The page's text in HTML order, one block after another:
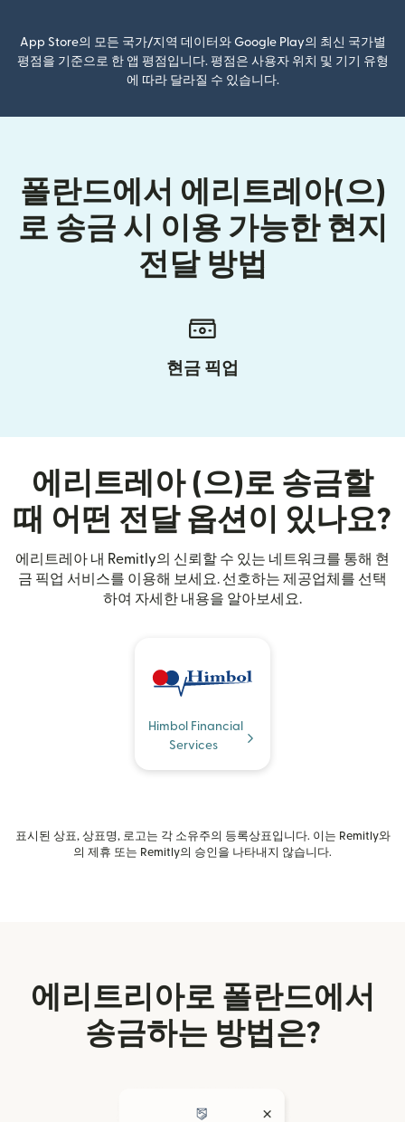
App Store의 모든 국가/지역 데이터와 Google Play의 최신 국가별
평점을 기준으로 한 앱 평점입니다. 평점은 사용자 위치 및 기기 유형
에 따라 달라질 수 있습니다.
폴란드에서 에리트레아(으)
로 송금 시 이용 가능한 현지
전달 방법
현금 픽업
에리트레아 (으)로 송금할
때 어떤 전달 옵션이 있나요?
에리트레아 내 Remitly의 신뢰할 수 있는 네트워크를 통해 현
금 픽업 서비스를 이용해 보세요. 선호하는 제공업체를 선택
하여 자세한 내용을 알아보세요.
Himbol Financial
Services
표시된 상표, 상표명, 로고는 각 소유주의 등록상표입니다. 이는 Remitly와
의 제휴 또는 Remitly의 승인을 나타내지 않습니다.
에리트리아로 폴란드에서
송금하는 방법은?